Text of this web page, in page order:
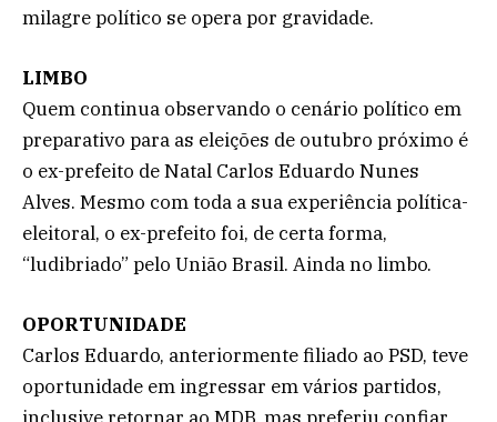
milagre político se opera por gravidade.
LIMBO
Quem continua observando o cenário político em
preparativo para as eleições de outubro próximo é
o ex-prefeito de Natal Carlos Eduardo Nunes
Alves. Mesmo com toda a sua experiência política-
eleitoral, o ex-prefeito foi, de certa forma,
“ludibriado” pelo União Brasil. Ainda no limbo.
OPORTUNIDADE
Carlos Eduardo, anteriormente filiado ao PSD, teve
oportunidade em ingressar em vários partidos,